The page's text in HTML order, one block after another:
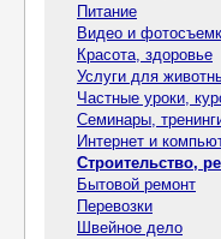
Питание
Видео и
Красота, здоровье
Услуги для
Частные уроки,
Семинары,
Интернет и
Строительство,
Бытовой ремонт
Перевозки
Швейное дело